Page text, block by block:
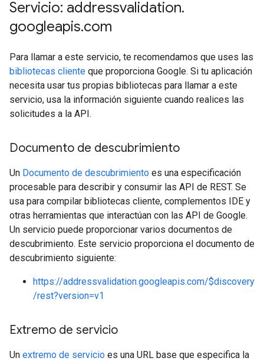
Servicio: addressvalidation.
googleapis.com
Para llamar a este servicio, te recomendamos que uses las
bibliotecas cliente que proporciona Google. Si tu aplicación
necesita usar tus propias bibliotecas para llamar a este
servicio, usa la información siguiente cuando realices las
solicitudes a la API.
Documento de descubrimiento
Un Documento de descubrimiento es una especificación
procesable para describir y consumir las API de REST. Se
usa para compilar bibliotecas cliente, complementos IDE y
otras herramientas que interactúan con las API de Google.
Un servicio puede proporcionar varios documentos de
descubrimiento. Este servicio proporciona el documento de
descubrimiento siguiente:
https://addressvalidation.googleapis.com/$discovery
/rest?version=v1
Extremo de servicio
Un extremo de servicio es una URL base que especifica la